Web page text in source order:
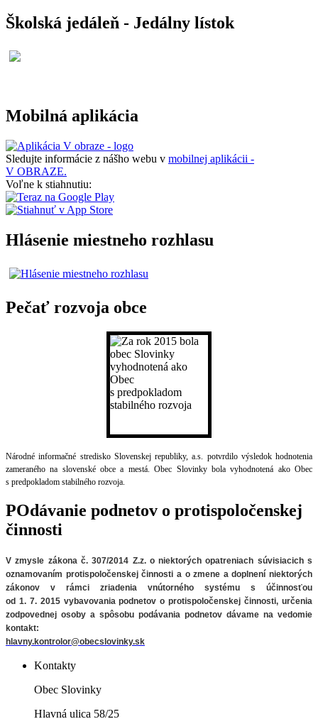
Školská jedáleň - Jedálny lístok
Mobilná aplikácia
Sledujte informácie z nášho webu v mobilnej aplikácii -
V OBRAZE.
Voľne k stiahnutiu:
Hlásenie miestneho rozhlasu
Pečať rozvoja obce
Národné informačné stredisko Slovenskej republiky, a.s. potvrdilo výsledok hodnotenia
zameraného na slovenské obce a mestá. Obec Slovinky bola vyhodnotená ako Obec
s predpokladom stabilného rozvoja.
POdávanie podnetov o protispoločenskej
činnosti
V zmysle zákona č. 307/2014 Z.z. o niektorých opatreniach súvisiacich s
oznamovaním protispoločenskej činnosti a o zmene a doplnení niektorých
zákonov v rámci zriadenia vnútorného systému s účinnosťou
od 1. 7. 2015 vybavovania podnetov o protispoločenskej činnosti, určenia
zodpovednej osoby a spôsobu podávania podnetov dávame na vedomie
kontakt:
hlavny.kontrolor@obecslovinky.sk
Kontakty
Obec Slovinky
Hlavná ulica 58/25